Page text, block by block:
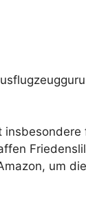
insbesondere
um